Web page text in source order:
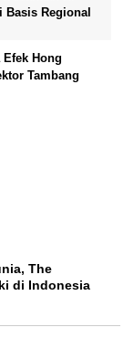
Regional
Efek Hong
Tambang
The
di Indonesia